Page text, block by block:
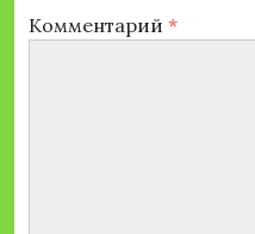
Комментарий *